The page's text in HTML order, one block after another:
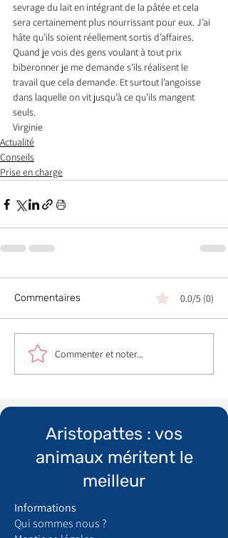
sevrage du lait en intégrant de la pâtée et cela
sera certainement plus nourrissant pour eux. J’ai
hâte qu’ils soient réellement sortis d’affaires.
Quand je vois des gens voulant à tout prix
biberonner je me demande s’ils réalisent le
travail que cela demande. Et surtout l’angoisse
dans laquelle on vit jusqu’à ce qu’ils mangent
seuls.
Virginie
Actualité
Conseils
Prise en charge
Commentaires 0.0/5 (0)
Commenter et noter...
Aristopattes : vos
animaux méritent le
meilleur
Informations
Qui sommes nous ?